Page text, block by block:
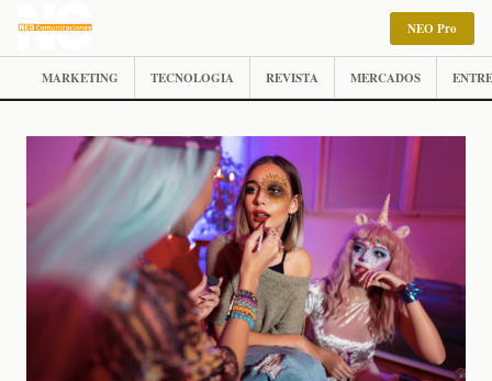
NEO Pro
MARKETING TECNOLOGIA REVISTA MERCADOS